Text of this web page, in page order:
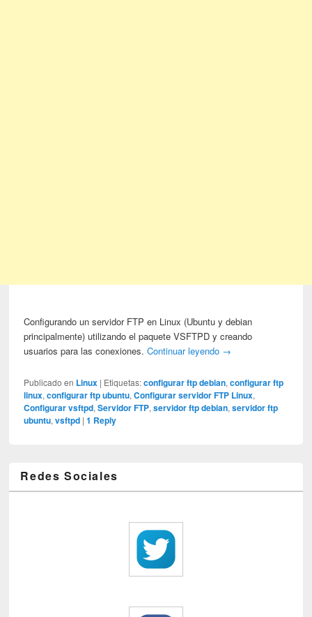
Configurando un servidor FTP en Linux (Ubuntu y debian
principalmente) utilizando el paquete VSFTPD y creando
usuarios para las conexiones.Continuar leyendo →
Publicado en Linux | Etiquetas: configurar ftp debian,configurar ftp
linux,configurar ftp ubuntu,Configurar servidor FTP Linux,
Configurar vsftpd,Servidor FTP,servidor ftp debian,servidor ftp
ubuntu,vsftpd |1 Reply
Redes Sociales